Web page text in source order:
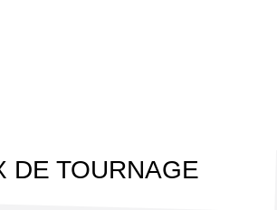
DE TOURNAGE